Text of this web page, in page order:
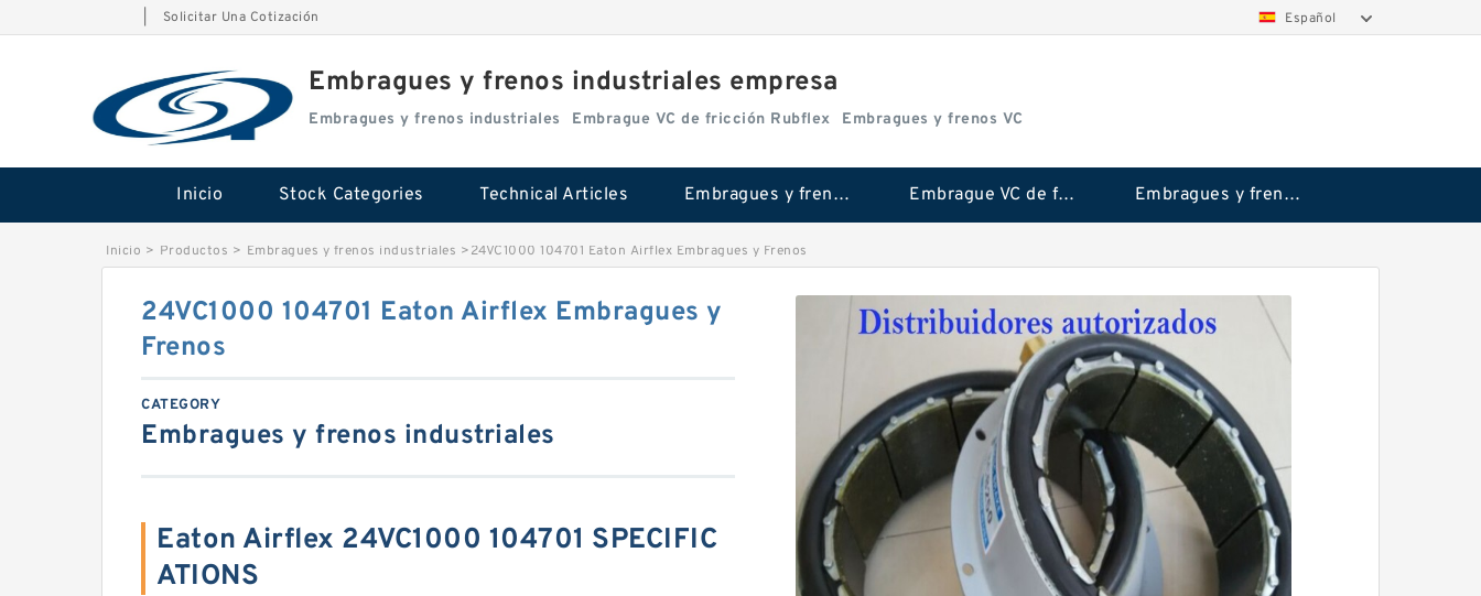
Solicitar Una Cotización Español
Embragues y frenos industriales empresa
Embragues y frenos industriales Embrague VC de fricción Rubflex Embragues y frenos VC
Inicio Stock Categories Technical Articles Embragues y frenos industriales Embrague VC de fricción Rubflex Embragues y frenos VC
Inicio > Productos > Embragues y frenos industriales >24VC1000 104701 Eaton Airflex Embragues y Frenos
24VC1000 104701 Eaton Airflex Embragues y
Frenos
CATEGORY
Embragues y frenos industriales
Eaton Airflex 24VC1000 104701 SPECIFIC
ATIONS